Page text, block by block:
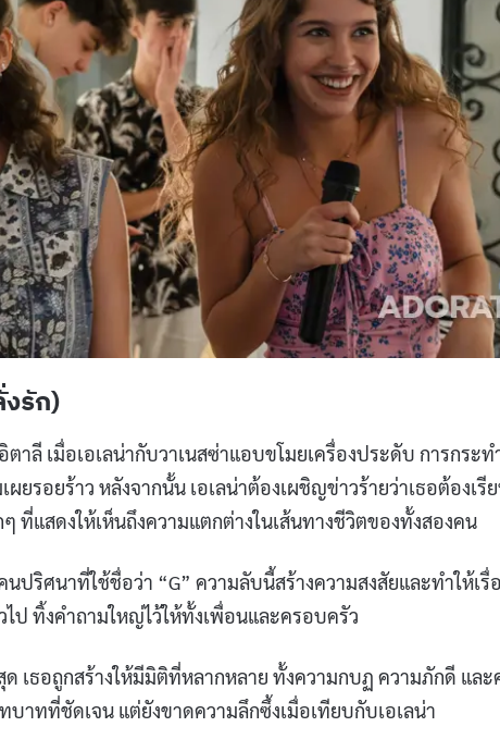
รัก)
ตาลี เมื่อเอเลน่ากับวาเนสซ่าแอบขโมยเครื่องประดับ การกระ
ยรอยร้าว หลังจากนั้น เอเลน่าต้องเผชิญข่าวร้ายว่าเธอต้องเ
ที่แสดงให้เห็นถึงความแตกต่างในเส้นทางชีวิตของทั้งสองคน
ริศนาที่ใช้ชื่อว่า “G” ความลับนี้สร้างความสงสัยและทำให้เรื่
ป ทิ้งคำถามใหญ่ไว้ให้ทั้งเพื่อนและครอบครัว
เธอถูกสร้างให้มีมิติที่หลากหลาย ทั้งความกบฏ ความภักดี และ
าทที่ชัดเจน แต่ยังขาดความลึกซึ้งเมื่อเทียบกับเอเลน่า